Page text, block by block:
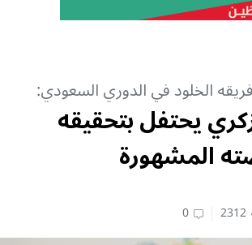
الخلود في الدوري السعودي:
يحتفل بتحقيقه
المشهورة
2312
0